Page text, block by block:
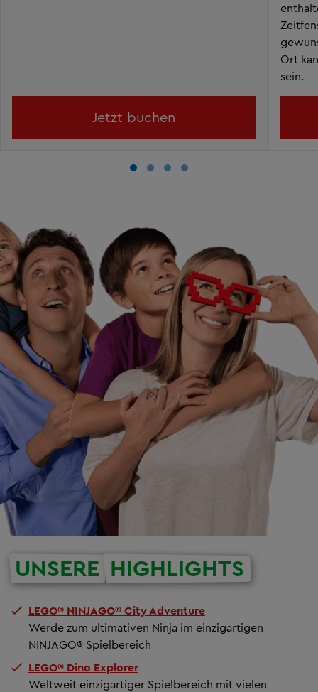
Jetzt buchen
Ort
sein.
UNSERE HIGHLIGHTS
LEGO® NINJAGO® City Adventure
Werde zum ultimativen Ninja im einzigartigen
NINJAGO® Spielbereich
LEGO® Dino Explorer
Weltweit einzigartiger Spielbereich mit vielen